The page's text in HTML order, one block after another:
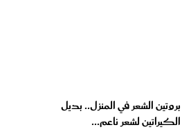
بروتين الشعر في المنزل.. بديل
الكيراتين لشعر ناعم...